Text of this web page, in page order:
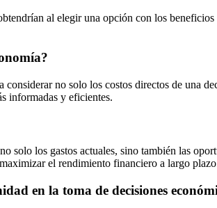
al elegir una opción con los
no solo los costos directos de una
informadas y eficientes.
los gastos actuales, sino también las
el rendimiento financiero a largo
en la toma de decisiones